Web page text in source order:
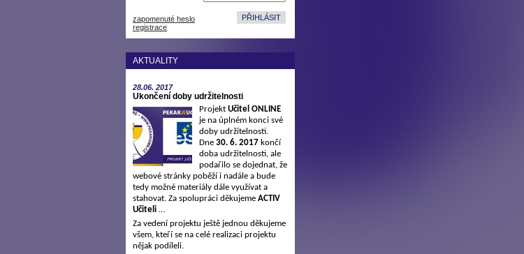
zapomenuté heslo
registrace
AKTUALITY
28.06. 2017
Ukončení doby udržitelnosti
Projekt Učitel ONLINE
je na úplném konci své
doby udržitelnosti.
Dne 30. 6. 2017 končí
doba udržitelnosti, ale
podařilo se dojednat, že
webové stránky poběží i nadále a bude
tedy možné materiály dále využívat a
stahovat. Za spolupráci děkujeme ACTIV
Učiteli …
Za vedení projektu ještě jednou děkujeme
všem, kteří se na celé realizaci projektu
nějak podíleli.